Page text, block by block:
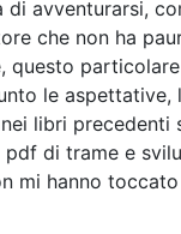
di avventurarsi,
che non ha
questo
le aspettative,
libri precedenti
di trame e
mi hanno